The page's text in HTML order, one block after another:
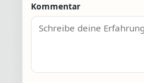
Kommentar